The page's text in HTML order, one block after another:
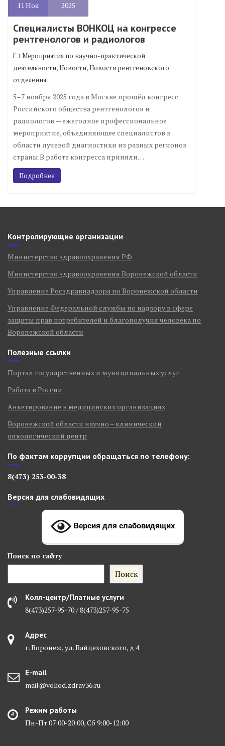
11Ноя 2025
Специалисты ВОНКОЦ на конгрессе
рентгенологов и радиологов
Мероприятия по научно-практической
деятельности,Новости,Новости рентгеновского
отделения
5–7 ноября 2025 года в Москве прошёл конгресс
Российского общества рентгенологов и
радиологов — ежегодное профессиональное
мероприятие, объединяющее специалистов в
области лучевой диагностики из разных регионов
страны.В работе конгресса приняли…
Подробнее
Контролирующие организации
Министерство здравоохранения РФ
Министерство здравоохранения Воронежской области
Управление Росздравнадзора по Воронежской области
Управление Федеральной службы по надзору в сфере
защиты прав потребителей и благополучия человека по
Воронежской области
Полезные ссылки
Портал государственных и муниципальных услуг
Работа в России
Анкетирование в медицинских организациях
Воронежской области научно – клинический
онкологический центр
По фактам коррупции обращаться по телефону:
8(473) 253-00-38
Версия для слабовидящих
Версия для слабовидящих
Поиск по сайту
Поиск
Колл-центр/Платные услуги
8(473)257-95-70 / 8(473)257-95-75
Адрес
г. Воронеж, ул. Вайцеховского, д 4
E-mail
mail@vokod.zdrav36.ru
Режим работы
Пн-Пт 07:00-20:00, Сб 9:00-12:00